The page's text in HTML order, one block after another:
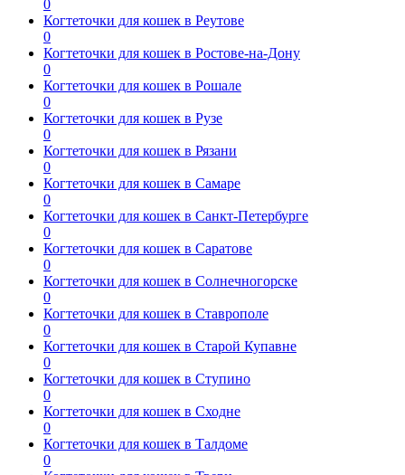
0
Когтеточки для кошек в Реутове
0
Когтеточки для кошек в Ростове-на-Дону
0
Когтеточки для кошек в Рошале
0
Когтеточки для кошек в Рузе
0
Когтеточки для кошек в Рязани
0
Когтеточки для кошек в Самаре
0
Когтеточки для кошек в Санкт-Петербурге
0
Когтеточки для кошек в Саратове
0
Когтеточки для кошек в Солнечногорске
0
Когтеточки для кошек в Ставрополе
0
Когтеточки для кошек в Старой Купавне
0
Когтеточки для кошек в Ступино
0
Когтеточки для кошек в Сходне
0
Когтеточки для кошек в Талдоме
0